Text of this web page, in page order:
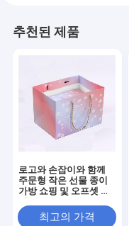
추천된 제품
로고와 손잡이와 함께
주문형 작은 선물 종이
가방 쇼핑 및 오프셋 인
최고의 가격